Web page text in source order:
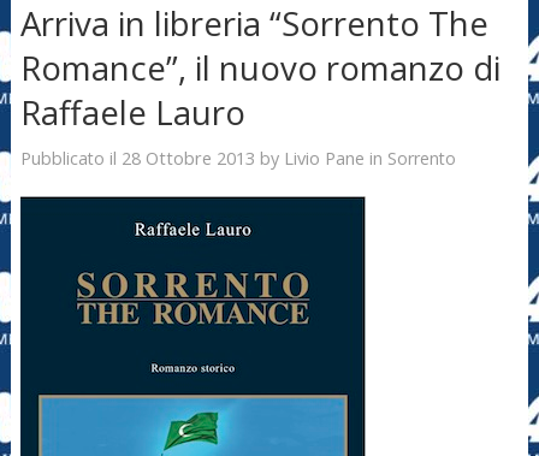
Arriva in libreria “Sorrento The
Romance”, il nuovo romanzo di
Raffaele Lauro
Pubblicato il 28 Ottobre 2013 by Livio Pane in Sorrento